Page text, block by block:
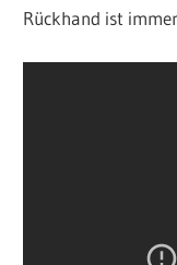
Rückhand ist